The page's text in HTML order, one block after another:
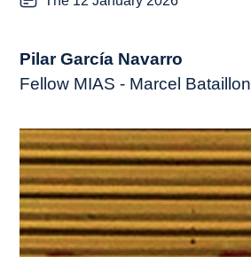
Pilar García Navarro
Fellow MIAS - Marcel Bataillon